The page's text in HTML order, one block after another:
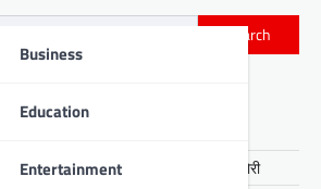
Business
Education
Entertainment
Search
Posts
हेंब्रम हत्याकांड का खुलासा, तीन गिरफ्तार
में सेवानिवृत्त CCL कर्मी के घर लाखों की चोरी